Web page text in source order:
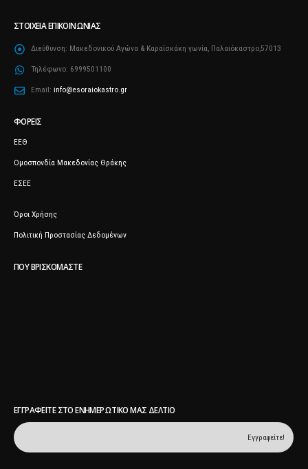
ΣΤΟΙΧΕΊΑ ΕΠΙΚΟΙΝΩΝΊΑΣ
Διεύθυνση: Μακεδονικού Αγώνα & Καραΐσκάκη γωνία, Παλαιόκαστρο,57013
Τηλέφωνο: 6999501100
Email: info@esoraiokastro.gr
ΦΟΡΕΊΣ
ΕΕΘ
Ομοσπονδία Μακεδονίας Θράκης
ΕΣΕΕ
Όροι Χρήσης
Πολιτική Προστασίας Δεδομένων
ΠΟΥ ΒΡΙΣΚΌΜΑΣΤΕ
ΕΓΓΡΑΦΕΊΤΕ ΣΤΟ ΕΝΗΜΕΡΩΤΙΚΌ ΜΑΣ ΔΕΛΤΊΟ